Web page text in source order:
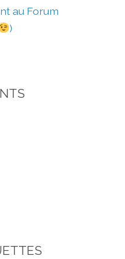
au Forum
)